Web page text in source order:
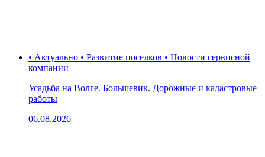
• Актуально • Развитие поселков • Новости сервисной
компании
Усадьба на Волге. Большевик. Дорожные и кадастровые
работы
06.08.2026